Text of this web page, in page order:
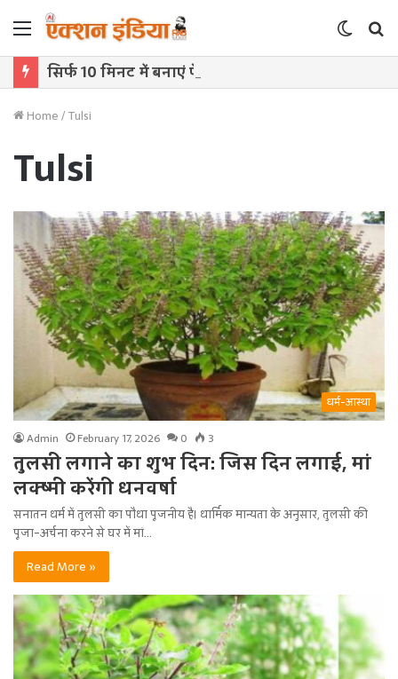
Menu
Switch
skin
Home/Tulsi
Tulsi
धर्म-आस्था
Admin February 17, 2026 0 3
तुलसी लगाने का शुभ दिन: जिस दिन लगाई, मां
लक्ष्मी करेंगी धनवर्षा
सनातन धर्म में तुलसी का पौधा पूजनीय है। धार्मिक मान्यता के अनुसार, तुलसी की
पूजा-अर्चना करने से घर में मां…
Read More »